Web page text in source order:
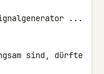
...
sind, dürfte